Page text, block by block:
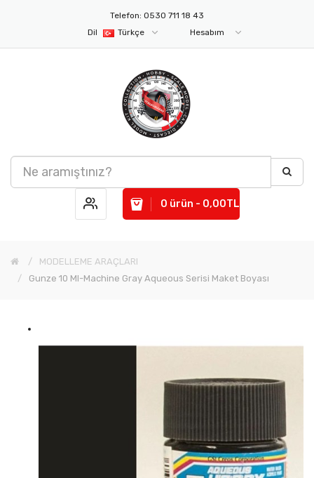
Telefon: 0530 711 18 43
Dil
Türkçe Hesabım
0 ürün - 0,00TL
MODELLEME ARAÇLARI
Gunze 10 Ml-Machine Gray Aqueous Serisi Maket Boyası